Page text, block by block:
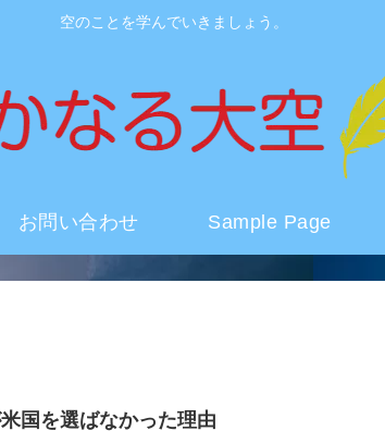
空のことを学んでいきましょう。
お問い合わせ Sample Page
国を選ばなかった理由